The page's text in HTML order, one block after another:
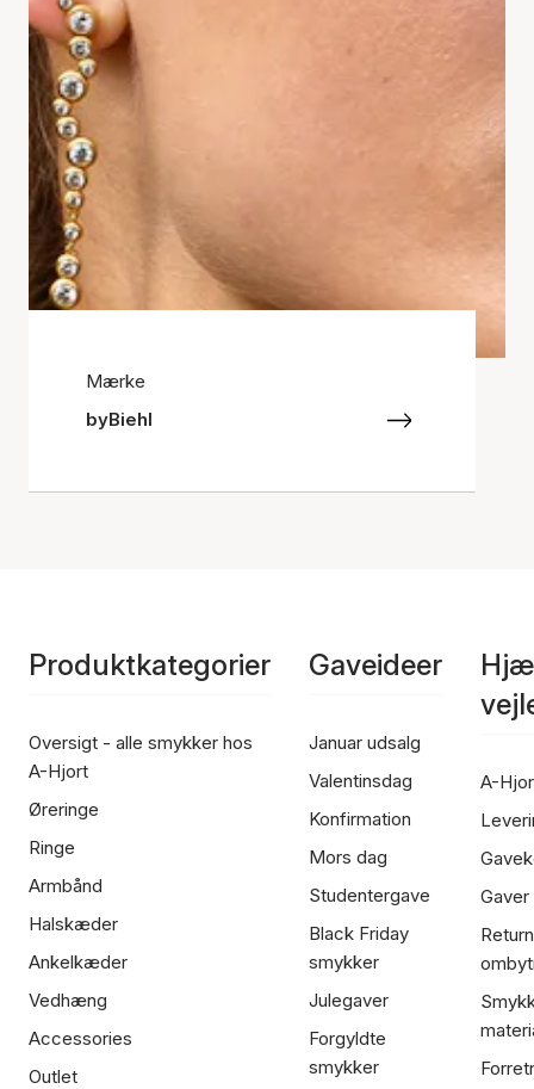
Mærke
byBiehl
Produktkategorier
Oversigt - alle smykker hos
A-Hjort
Øreringe
Ringe
Armbånd
Halskæder
Ankelkæder
Vedhæng
Accessories
Outlet
Gaveideer
Januar udsalg
Valentinsdag
Konfirmation
Mors dag
Studentergave
Black Friday
smykker
Julegaver
Forgyldte
smykker
A-